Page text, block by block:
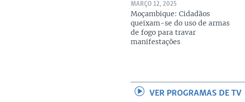
MARÇO 12, 2025
Moçambique: Cidadãos
queixam-se do uso de armas
de fogo para travar
manifestações
VER PROGRAMAS DE TV